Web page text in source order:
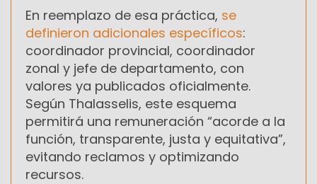
En reemplazo de esa práctica, se
definieron adicionales específicos:
coordinador provincial, coordinador
zonal y jefe de departamento, con
valores ya publicados oficialmente.
Según Thalasselis, este esquema
permitirá una remuneración “acorde a la
función, transparente, justa y equitativa”,
evitando reclamos y optimizando
recursos.